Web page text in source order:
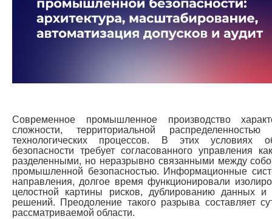
Современное промышленное производство
сложности, территориальной
технологических процессов. В этих условиях
безопасности требует согласованного управления
разделенными, но неразрывно связанными между
промышленной безопасностью. Информационные
направления, долгое время функционировали
целостной картины рисков, дублированию данных и
решений. Преодоление такого разрыва составляет
рассматриваемой области.